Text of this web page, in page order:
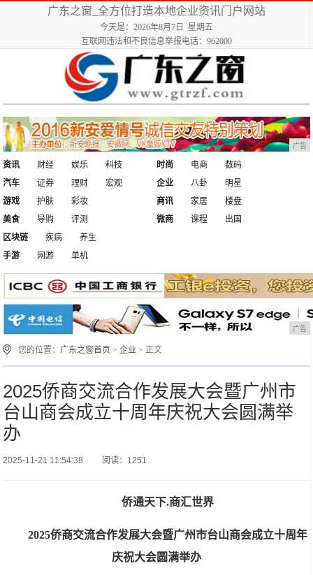
广东之窗_全方位打造本地企业资讯门户网站
今天是：2026年8月7日 星期五
互联网违法和不良信息举报电话：962000
广告
资讯 财经 娱乐
科技
汽车
证券 理财 宏观
时尚 电商
数码
企业
八卦
明星
游戏
护肤
彩妆
美食
导购 评测
商讯 家居
楼盘
微商
课程
出国
区块链
疾病
养生
手游
网游 单机
广告
您的位置： 广东之窗首页 >企业 > 正文
2025侨商交流合作发展大会暨广州市
台山商会成立十周年庆祝大会圆满举
办
2025-11-21 11:54:38 阅读：1251
侨通天下.商汇世界
2025侨商交流合作发展大会暨广州市台山商会成立十周年
庆祝大会圆满举办